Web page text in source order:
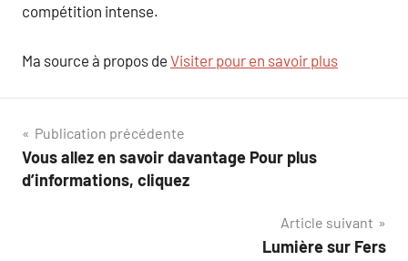
compétition intense.
Ma source à propos de Visiter pour en savoir plus
Navigation
de
Publication précédente
Vous allez en savoir davantage Pour plus
d’informations, cliquez
Article suivant
Lumière sur Fers